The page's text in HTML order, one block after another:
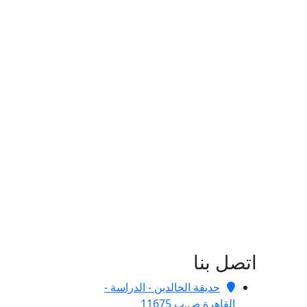
اتصل بنا
حديقة الخالدين - الدراسة -
القاهرة ص.ب 11675